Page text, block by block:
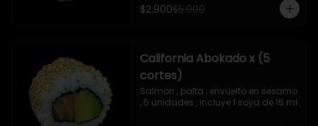
$2.900$5.900
California Abokado x (5
cortes)
Salmon , palta , envuelto en sesamo
, 5 unidades , incluye 1 soya de 15 ml